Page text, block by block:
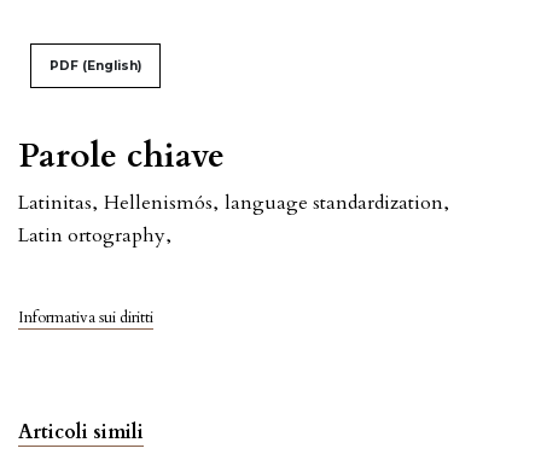
Parole chiave
Latinitas, Hellenismós, language standardization,
Latin ortography,
Informativa sui diritti
PDF (English)
Articoli simili